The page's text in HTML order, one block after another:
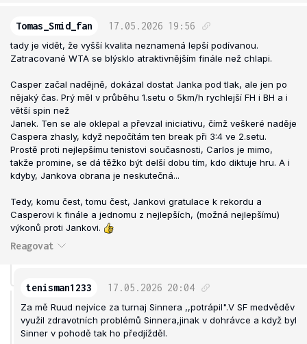
Tomas_Smid_fan 17.05.2026 19:56
tady je vidět, že vyšší kvalita neznamená lepší podívanou.
Zatracované WTA se blýsklo atraktivnějším finále než chlapi.
Casper začal nadějně, dokázal dostat Janka pod tlak, ale jen po
nějaký čas. Prý měl v průběhu 1.setu o 5km/h rychlejší FH i BH a i
větší spin než
Janek. Ten se ale oklepal a převzal iniciativu, čímž veškeré naděje
Caspera zhasly, když nepočítám ten break při 3:4 ve 2.setu.
Prostě proti nejlepšímu tenistovi současnosti, Carlos je mimo,
takže promine, se dá těžko být delší dobu tím, kdo diktuje hru. A i
kdyby, Jankova obrana je neskutečná...
Tedy, komu čest, tomu čest, Jankovi gratulace k rekordu a
Casperovi k finále a jednomu z nejlepších, (možná nejlepšímu)
výkonů proti Jankovi.
Reagovat
tenisman1233 17.05.2026 20:04
Za mě Ruud nejvíce za turnaj Sinnera ,,potrápil".V SF medvěděv
využil zdravotních problémů Sinnera,jinak v dohrávce a když byl
Sinner v pohodě tak ho předjížděl.